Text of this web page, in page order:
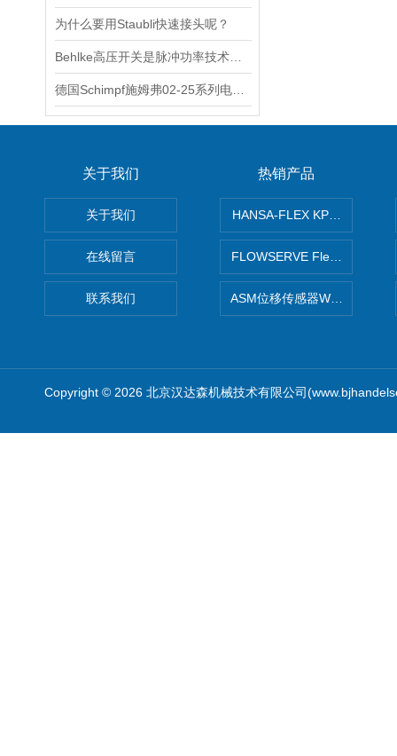
为什么要用Staubli快速接头呢？
关于我们
关于我们
在线留言
联系我们
热销产品
HANSA-FLEX KP100P紧凑
FLOWSERVE Flex Wedge闸
ASM位移传感器WS10-750
Copyright © 2026 北京汉达森机械技术有限公司